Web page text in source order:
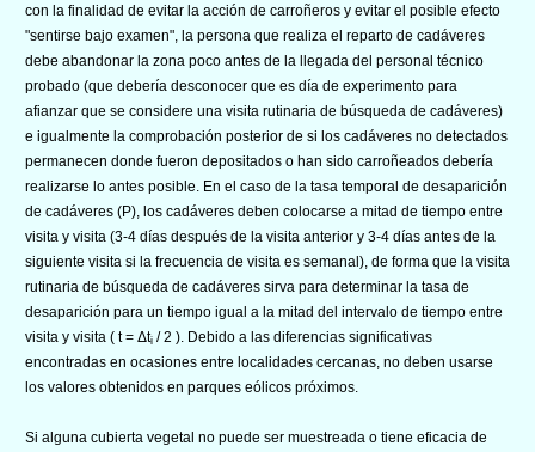
con la finalidad de evitar la acción de carroñeros y evitar el posible efecto
"sentirse bajo examen", la persona que realiza el reparto de cadáveres
debe abandonar la zona poco antes de la llegada del personal técnico
probado (que debería desconocer que es día de experimento para
afianzar que se considere una visita rutinaria de búsqueda de cadáveres)
e igualmente la comprobación posterior de si los cadáveres no detectados
permanecen donde fueron depositados o han sido carroñeados debería
realizarse lo antes posible. En el caso de la tasa temporal de desaparición
de cadáveres (P), los cadáveres deben colocarse a mitad de tiempo entre
visita y visita (3-4 días después de la visita anterior y 3-4 días antes de la
siguiente visita si la frecuencia de visita es semanal), de forma que la visita
rutinaria de búsqueda de cadáveres sirva para determinar la tasa de
desaparición para un tiempo igual a la mitad del intervalo de tiempo entre
visita y visita ( t = Δti / 2 ). Debido a las diferencias significativas
encontradas en ocasiones entre localidades cercanas, no deben usarse
los valores obtenidos en parques eólicos próximos.
Si alguna cubierta vegetal no puede ser muestreada o tiene eficacia de